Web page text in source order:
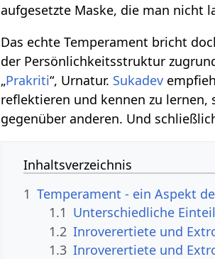
aufgesetzte Maske, die man nicht
Das echte Temperament bricht
der Persönlichkeitsstruktur
„Prakriti“, Urnatur. Sukadev
reflektieren und kennen zu
gegenüber anderen. Und
Inhaltsverzeichnis
1 Temperament - ein Aspekt
1.1 Unterschiedliche
1.2 Inroverertiete und
1.3 Inroverertiete und